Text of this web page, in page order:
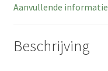
Aanvullende informatie
Beschrijving